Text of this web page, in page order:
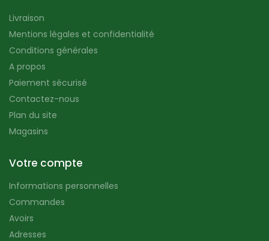
Livraison
Mentions légales et confidentialité
Conditions générales
A propos
Paiement sécurisé
Contactez-nous
Plan du site
Magasins
Votre compte
Informations personnelles
Commandes
Avoirs
Adresses